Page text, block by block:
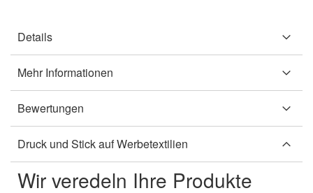
Details
Mehr Informationen
Bewertungen
Druck und Stick auf Werbetextilien
Wir veredeln Ihre Produkte